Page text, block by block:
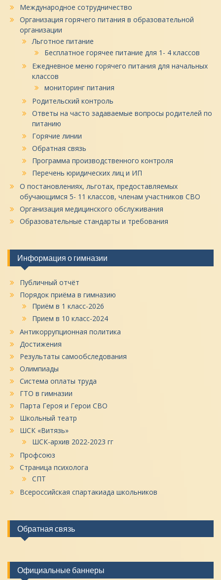
Международное сотрудничество
Организация горячего питания в образовательной
организации
Льготное питание
Бесплатное горячее питание для 1- 4 классов
Ежедневное меню горячего питания для начальных
классов
мониторинг питания
Родительский контроль
Ответы на часто задаваемые вопросы родителей по
питанию
Горячие линии
Обратная связь
Программа производственного контроля
Перечень юридических лиц и ИП
О постановлениях, льготах, предоставляемых
обучающимся 5- 11 классов, членам участников СВО
Организация медицинского обслуживания
Образовательные стандарты и требования
Информация о гимназии
Публичный отчёт
Порядок приёма в гимназию
Приём в 1 класс-2026
Прием в 10 класс-2024
Антикоррупционная политика
Достижения
Результаты самообследования
Олимпиады
Система оплаты труда
ГТО в гимназии
Парта Героя и Герои СВО
Школьный театр
ШСК «Витязь»
ШСК-архив 2022-2023 гг
Профсоюз
Страница психолога
СПТ
Всероссийская спартакиада школьников
Обратная связь
Официальные баннеры